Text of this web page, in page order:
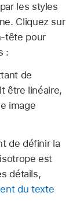
les styles
Cliquez sur
tête pour
:
de
être linéaire,
image
de définir la
est
détails,
du texte